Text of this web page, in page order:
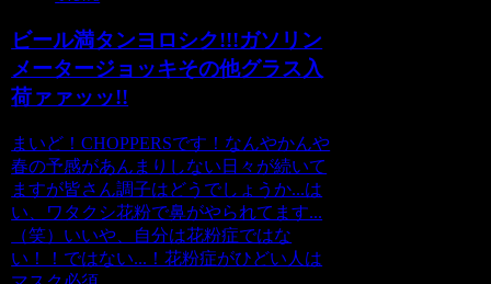
ビール満タンヨロシク!!!ガソリン
メータージョッキその他グラス入
荷ァァッッ!!
まいど！CHOPPERSです！なんやかんや
春の予感があんまりしない日々が続いて
ますが皆さん調子はどうでしょうか...は
い、ワタクシ花粉で鼻がやられてます...
（笑）いいや、自分は花粉症ではな
い！！ではない...！花粉症がひどい人は